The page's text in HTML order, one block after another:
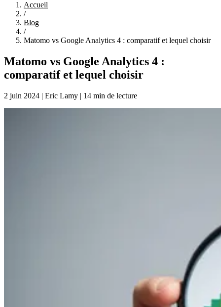
Accueil
/
Blog
/
Matomo vs Google Analytics 4 : comparatif et lequel choisir
Matomo vs Google Analytics 4 :
comparatif et lequel choisir
2 juin 2024 | Eric Lamy | 14 min de lecture